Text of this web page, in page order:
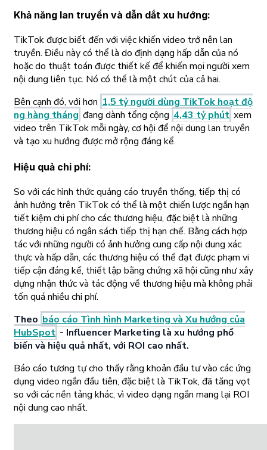
Khả năng lan truyền và dẫn dắt xu hướng:
TikTok được biết đến với việc khiến video trở nên lan
truyền. Điều này có thể là do định dạng hấp dẫn của nó
hoặc do thuật toán được thiết kế để khiến mọi người xem
nội dung liên tục. Nó có thể là một chút của cả hai.
Bên cạnh đó, với hơn 1,5 tỷ người dùng TikTok hoạt độ
ng hàng tháng đang dành tổng cộng 4,43 tỷ phút xem
video trên TikTok mỗi ngày, cơ hội để nội dung lan truyền
và tạo xu hướng được mở rộng đáng kể.
Hiệu quả chi phí:
So với các hình thức quảng cáo truyền thống, tiếp thị có
ảnh hưởng trên TikTok có thể là một chiến lược ngắn hạn
tiết kiệm chi phí cho các thương hiệu, đặc biệt là những
thương hiệu có ngân sách tiếp thị hạn chế. Bằng cách hợp
tác với những người có ảnh hưởng cung cấp nội dung xác
thực và hấp dẫn, các thương hiệu có thể đạt được phạm vi
tiếp cận đáng kể, thiết lập bằng chứng xã hội cũng như xây
dựng nhận thức và tác động về thương hiệu mà không phải
tốn quá nhiều chi phí.
Theo báo cáo Tình hình Marketing và Xu hướng của
HubSpot - Influencer Marketing là xu hướng phổ
biến và hiệu quả nhất, với ROI cao nhất.
Báo cáo tương tự cho thấy rằng khoản đầu tư vào các ứng
dụng video ngắn đầu tiên, đặc biệt là TikTok, đã tăng vọt
so với các nền tảng khác, vì video dạng ngắn mang lại ROI
nội dung cao nhất.